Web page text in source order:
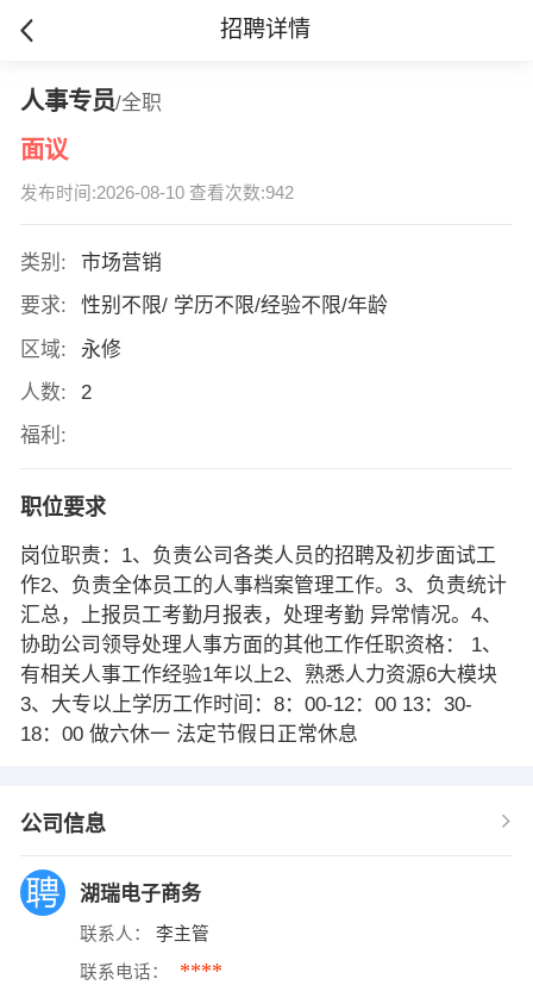
招聘详情
人事专员/全职
面议
发布时间:2026-08-10 查看次数:942
类别:
市场营销
要求:
性别不限/ 学历不限/经验不限/年龄
区域:
永修
人数:
2
福利:
职位要求
岗位职责：1、负责公司各类人员的招聘及初步面试工
作2、负责全体员工的人事档案管理工作。3、负责统计
汇总，上报员工考勤月报表，处理考勤 异常情况。4、
协助公司领导处理人事方面的其他工作任职资格： 1、
有相关人事工作经验1年以上2、熟悉人力资源6大模块
3、大专以上学历工作时间：8：00-12：00 13：30-
18：00 做六休一 法定节假日正常休息
公司信息
湖瑞电子商务
联系人： 李主管
联系电话： ****